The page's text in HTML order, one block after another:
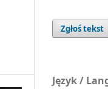
Zgłoś tekst
Język /